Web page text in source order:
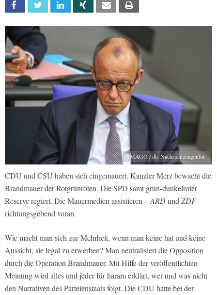
Facebook Twitter Linkedin Xing Email
IMAGO / dts Nachrichtenagentur
CDU und CSU haben sich eingemauert. Kanzler Merz bewacht die
Brandmauer der Rotgrünroten. Die SPD samt grün-dunkelroter
Reserve regiert. Die Mauermedien assistieren –ARDundZDF
richtungsgebend voran.
Wie macht man sich zur Mehrheit, wenn man keine hat und keine
Aussicht, sie legal zu erwerben? Man neutralisiert die Opposition
durch die Operation Brandmauer. Mit Hilfe der veröffentlichten
Meinung wird alles und jeder für haram erklärt, wer und was nicht
den Narrativen des Parteienstaats folgt. Die CDU hatte bei der